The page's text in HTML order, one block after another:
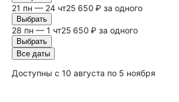
21 пн — 24 чт25 650 ₽ за одного
Выбрать
28 пн — 1 чт25 650 ₽ за одного
Выбрать
Все даты
Доступны с 10 августа по 5 ноября